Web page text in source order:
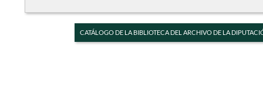
CATÁLOGO DE LA BIBLIOTECA DEL ARCHIVO DE LA